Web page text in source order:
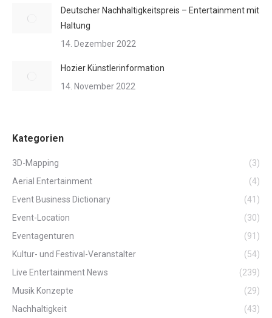
Deutscher Nachhaltigkeitspreis – Entertainment mit
Haltung
14. Dezember 2022
Hozier Künstlerinformation
14. November 2022
Kategorien
3D-Mapping
(3)
Aerial Entertainment
(4)
Event Business Dictionary
(41)
Event-Location
(30)
Eventagenturen
(91)
Kultur- und Festival-Veranstalter
(54)
Live Entertainment News
(239)
Musik Konzepte
(29)
Nachhaltigkeit
(43)